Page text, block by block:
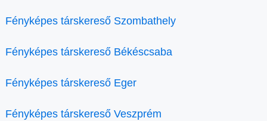
Fényképes társkereső Szombathely
Fényképes társkereső Békéscsaba
Fényképes társkereső Eger
Fényképes társkereső Veszprém